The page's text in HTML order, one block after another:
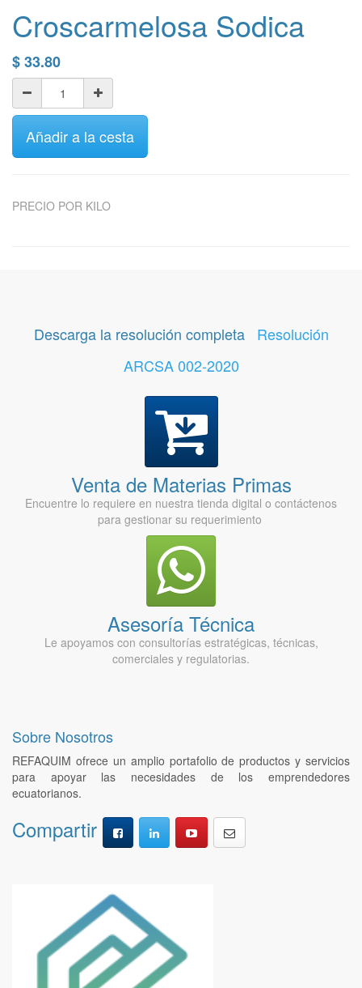
Croscarmelosa Sodica
$33.80
Añadir a la cesta
PRECIO POR KILO
Descarga la resolución completa
Resolución
ARCSA 002-2020
Venta de Materias Primas
Encuentre lo requiere en nuestra tienda digital o contáctenos
para gestionar su requerimiento
Asesoría Técnica
Le apoyamos con consultorías estratégicas, técnicas,
comerciales y regulatorias.
Sobre Nosotros
REFAQUIM ofrece un amplio portafolio de productos y servicios
para apoyar las necesidades de los emprendedores
ecuatorianos.
Compartir